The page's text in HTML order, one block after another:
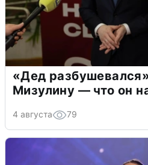
«Дед
Мизулину — что он
4 августа 79